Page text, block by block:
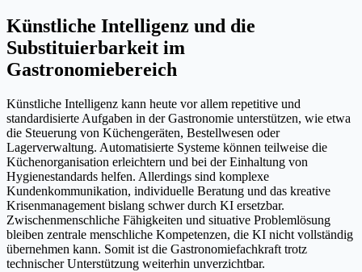
Künstliche Intelligenz und die
Substituierbarkeit im
Gastronomiebereich
Künstliche Intelligenz kann heute vor allem repetitive und
standardisierte Aufgaben in der Gastronomie unterstützen, wie etwa
die Steuerung von Küchengeräten, Bestellwesen oder
Lagerverwaltung. Automatisierte Systeme können teilweise die
Küchenorganisation erleichtern und bei der Einhaltung von
Hygienestandards helfen. Allerdings sind komplexe
Kundenkommunikation, individuelle Beratung und das kreative
Krisenmanagement bislang schwer durch KI ersetzbar.
Zwischenmenschliche Fähigkeiten und situative Problemlösung
bleiben zentrale menschliche Kompetenzen, die KI nicht vollständig
übernehmen kann. Somit ist die Gastronomiefachkraft trotz
technischer Unterstützung weiterhin unverzichtbar.